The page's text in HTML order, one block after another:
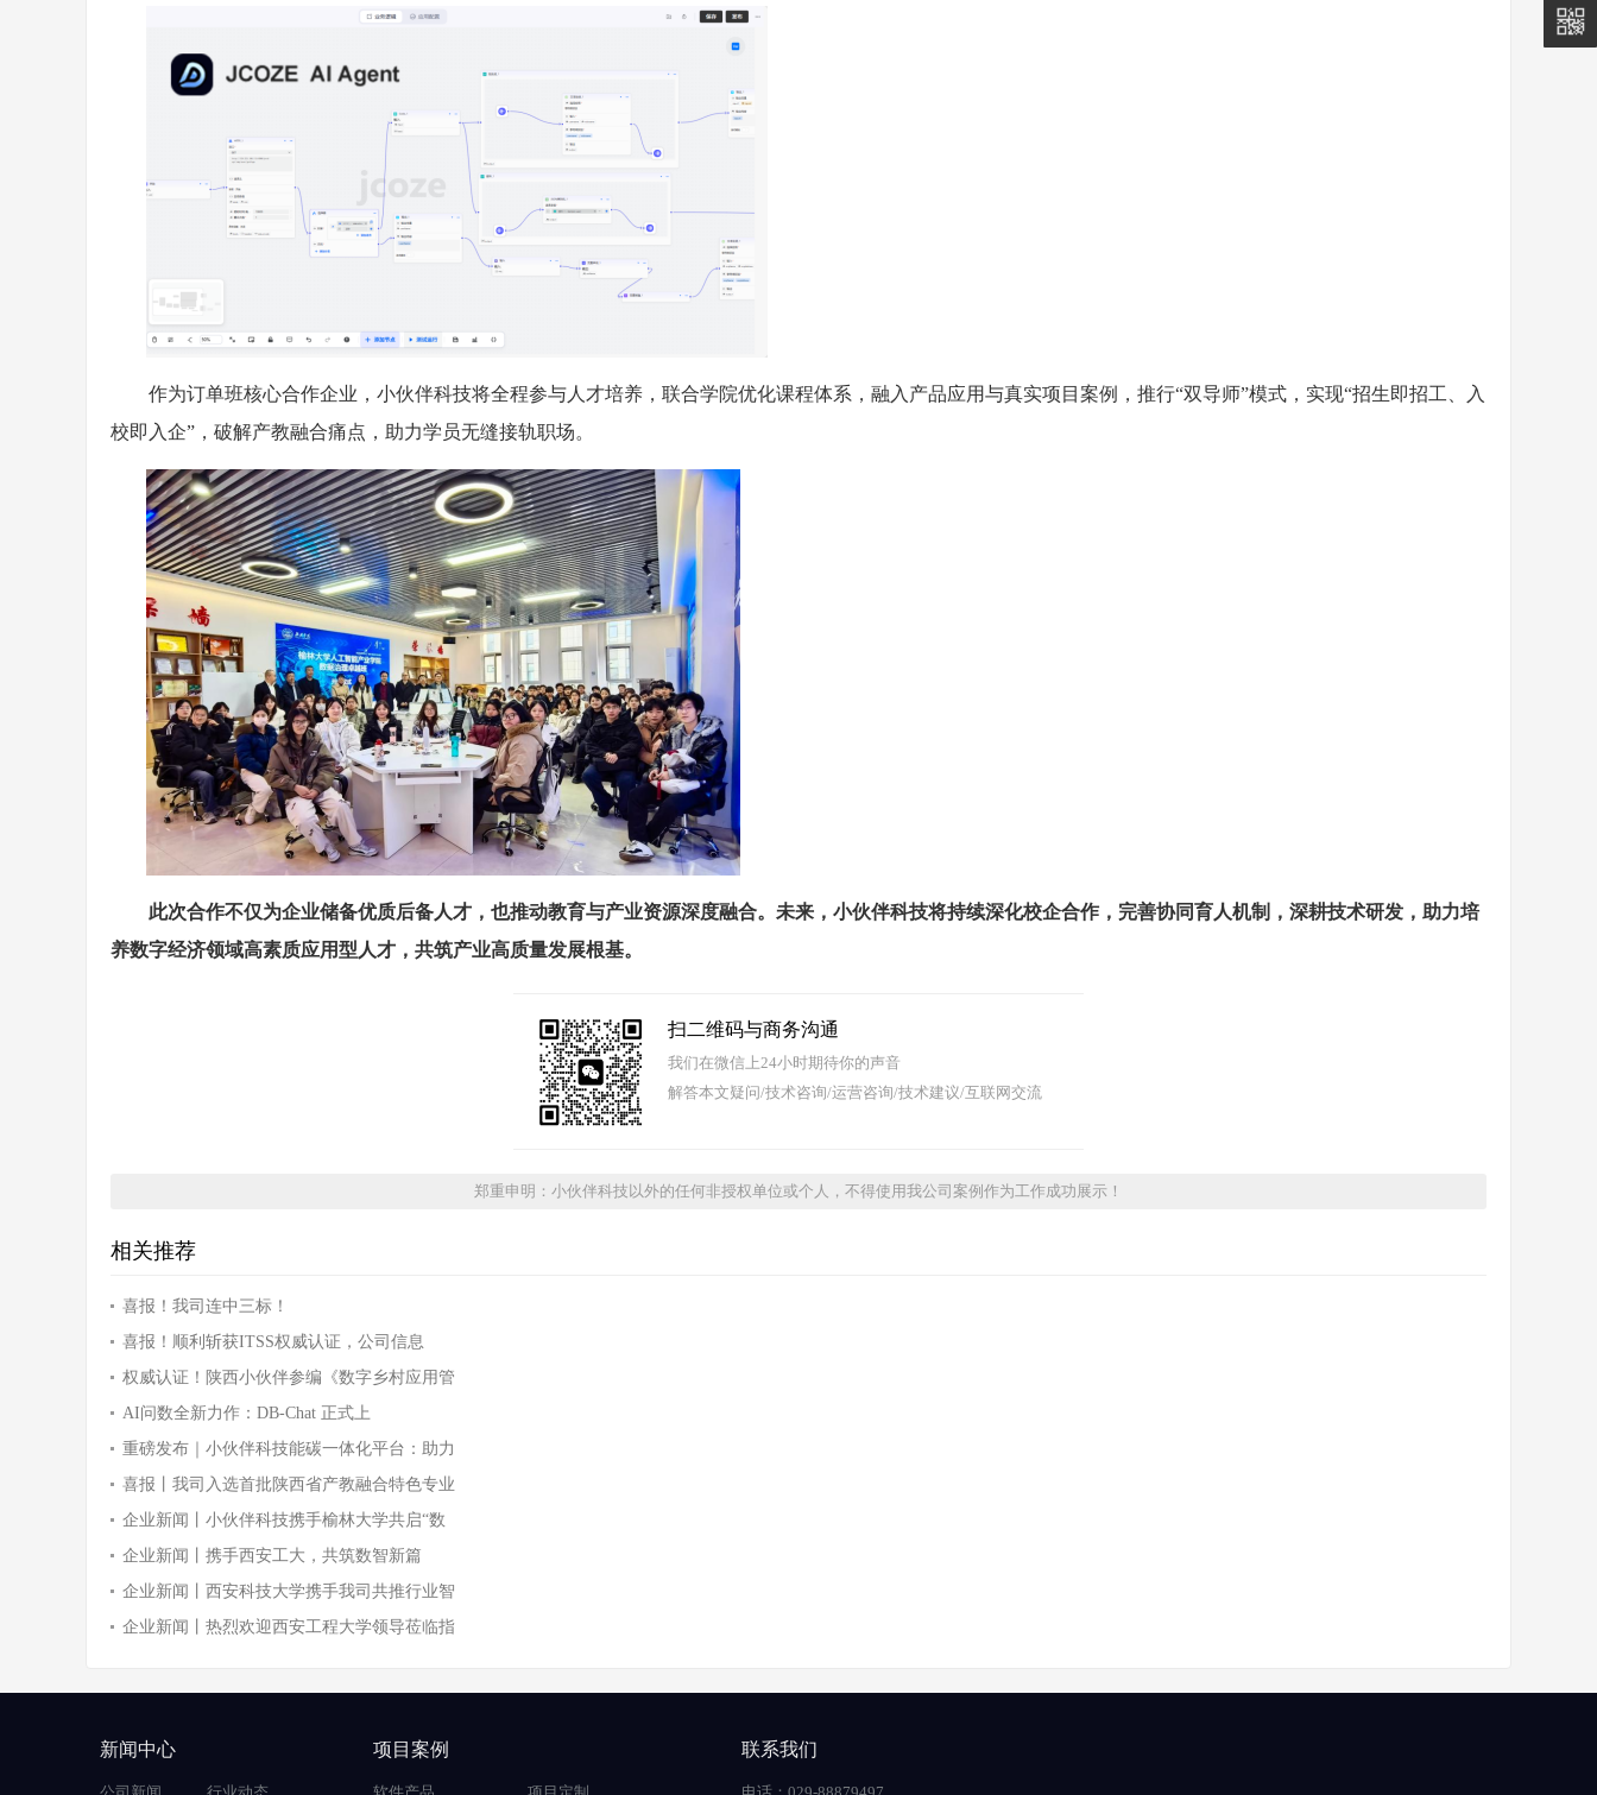
作为订单班核心合作企业，小伙伴科技将全程参与人才培养，联合学院优化课程体系，融入产品应用与真实项目案例，推行“双导师”模式，实现“招生即招工、入
校即入企”，破解产教融合痛点，助力学员无缝接轨职场。
此次合作不仅为企业储备优质后备人才，也推动教育与产业资源深度融合。未来，小伙伴科技将持续深化校企合作，完善协同育人机制，深耕技术研发，助力培
养数字经济领域高素质应用型人才，共筑产业高质量发展根基。
扫二维码与商务沟通
我们在微信上24小时期待你的声音
解答本文疑问/技术咨询/运营咨询/技术建议/互联网交流
郑重申明：小伙伴科技以外的任何非授权单位或个人，不得使用我公司案例作为工作成功展示！
相关推荐
喜报！我司连中三标！
喜报！顺利斩获ITSS权威认证，公司信息
权威认证！陕西小伙伴参编《数字乡村应用管
AI问数全新力作：DB-Chat 正式上
重磅发布｜小伙伴科技能碳一体化平台：助力
喜报丨我司入选首批陕西省产教融合特色专业
企业新闻丨小伙伴科技携手榆林大学共启“数
企业新闻丨携手西安工大，共筑数智新篇
企业新闻丨西安科技大学携手我司共推行业智
企业新闻丨热烈欢迎西安工程大学领导莅临指
新闻中心 项目案例 联系我们